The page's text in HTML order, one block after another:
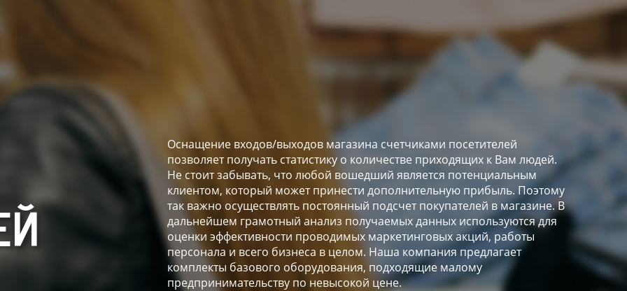
Оснащение входов/выходов магазина счетчиками посетителей
позволяет получать статистику о количестве приходящих к Вам людей.
Не стоит забывать, что любой вошедший является потенциальным
клиентом, который может принести дополнительную прибыль. Поэтому
так важно осуществлять постоянный подсчет покупателей в магазине. В
дальнейшем грамотный анализ получаемых данных используются для
оценки эффективности проводимых маркетинговых акций, работы
персонала и всего бизнеса в целом. Наша компания предлагает
комплекты базового оборудования, подходящие малому
предпринимательству по невысокой цене.